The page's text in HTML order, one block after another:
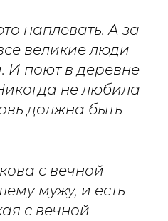
наплевать. А за
великие люди
И поют в деревне
не любила
должна быть
с вечной
мужу, и есть
с вечной